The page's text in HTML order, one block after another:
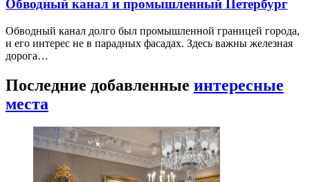
Обводный канал и промышленный Петербург
Обводный канал долго был промышленной границей города,
и его интерес не в парадных фасадах. Здесь важны железная
дорога…
Последние добавленные интересные
места